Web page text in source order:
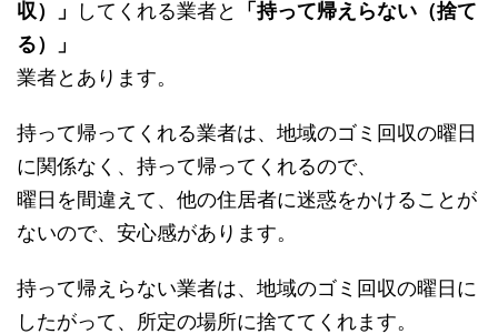
収）」 してくれる業者と
「持って帰えらない（捨て
る）」
業者とあります。
持って帰ってくれる業者は、地域のゴミ回収の曜日
に関係なく、持って帰ってくれるので、
曜日を間違えて、他の住居者に迷惑をかけることが
ないので、安心感があります。
持って帰えらない業者は、地域のゴミ回収の曜日に
したがって、所定の場所に捨ててくれます。